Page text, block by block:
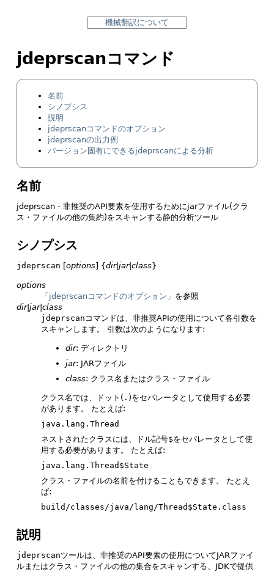
機械翻訳について
jdeprscanコマンド
名前
シノプシス
説明
jdeprscanコマンドのオプション
jdeprscanの出力例
バージョン固有にできるjdeprscanによる分析
名前
jdeprscan - 非推奨のAPI要素を使用するためにjarファイル(クラ
ス・ファイルの他の集約)をスキャンする静的分析ツール
シノプシス
jdeprscan [options] {dir| jar| class}
options
「jdeprscanコマンドのオプション」 を参照
dir|jar|class
jdeprscan コマンドは、非推奨APIの使用について各引数を
スキャンします。
引数は次のようになります:
dir: ディレクトリ
jar: JARファイル
class: クラス名またはクラス・ファイル
クラス名では、ドット( . )をセパレータとして使用する必要
があります。
たとえば:
java.lang.Thread
ネストされたクラスには、ドル記号$をセパレータとして使
用する必要があります。
たとえば:
java.lang.Thread$State
クラス・ファイルの名前を付けることもできます。
たとえ
ば:
build/classes/java/lang/Thread$State.class
説明
jdeprscanツールは、非推奨のAPI要素の使用についてJARファイ
ルまたはクラス・ファイルの他の集合をスキャンする、JDKで提供